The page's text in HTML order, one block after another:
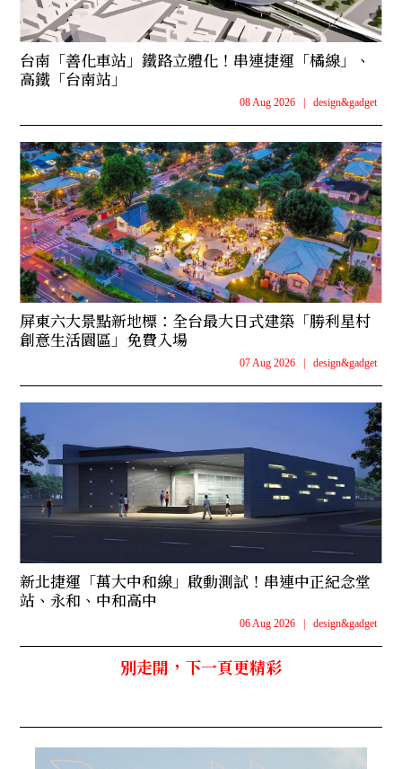
台南「善化車站」鐵路立體化！串連捷運「橘線」、
高鐵「台南站」
08 Aug 2026 design&gadget
屏東六大景點新地標：全台最大日式建築「勝利星村
創意生活園區」免費入場
07 Aug 2026 design&gadget
新北捷運「萬大中和線」啟動測試！串連中正紀念堂
站、永和、中和高中
06 Aug 2026 design&gadget
別走開，下一頁更精彩